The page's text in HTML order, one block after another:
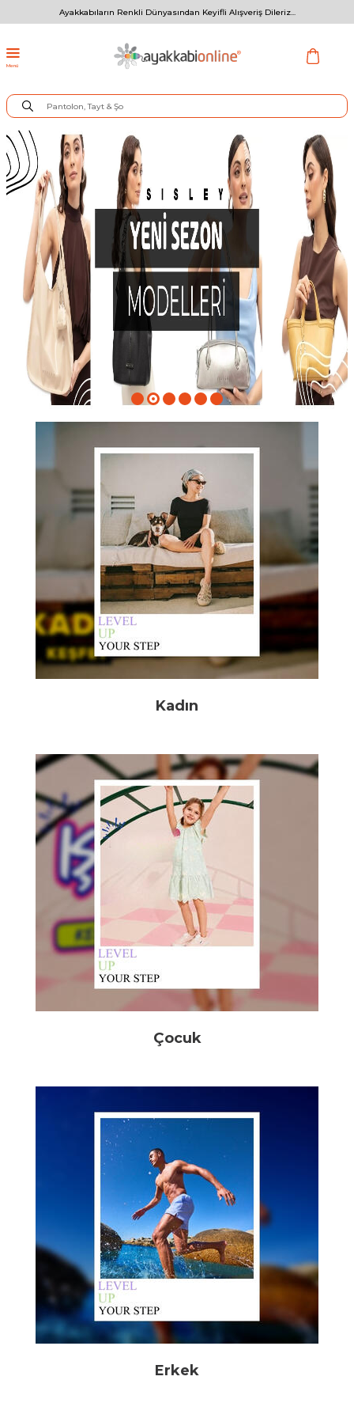
Ayakkabıların Renkli Dünyasından Keyifli Alışveriş Dileriz...
Menü
Kadın
Çocuk
Erkek